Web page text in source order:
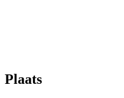
Plaats